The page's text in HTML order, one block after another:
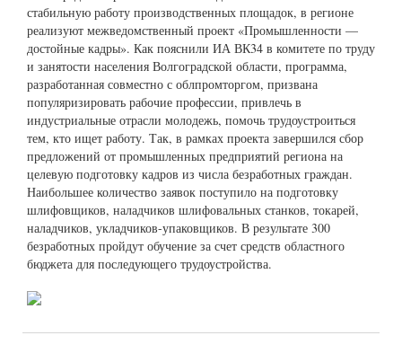
стабильную работу производственных площадок, в регионе
реализуют межведомственный проект «Промышленности —
достойные кадры». Как пояснили ИА ВК34 в комитете по труду
и занятости населения Волгоградской области, программа,
разработанная совместно с облпромторгом, призвана
популяризировать рабочие профессии, привлечь в
индустриальные отрасли молодежь, помочь трудоустроиться
тем, кто ищет работу. Так, в рамках проекта завершился сбор
предложений от промышленных предприятий региона на
целевую подготовку кадров из числа безработных граждан.
Наибольшее количество заявок поступило на подготовку
шлифовщиков, наладчиков шлифовальных станков, токарей,
наладчиков, укладчиков-упаковщиков. В результате 300
безработных пройдут обучение за счет средств областного
бюджета для последующего трудоустройства.